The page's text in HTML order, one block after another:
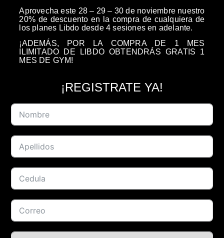
Aprovecha este 28 – 29 – 30 de noviembre nuestro
20% de descuento en la compra de cualquiera de
los planes Libdo desde 4 sesiones en adelante.
¡ADEMÁS, POR LA COMPRA DE 1 MES
ILIMITADO DE LIBDO OBTENDRÁS GRATIS 1
MES DE GYM!
¡REGISTRATE YA!